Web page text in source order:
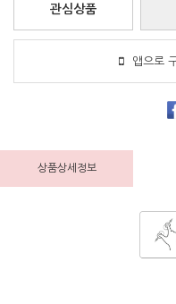
관심상품
앱으로
상품상세정보